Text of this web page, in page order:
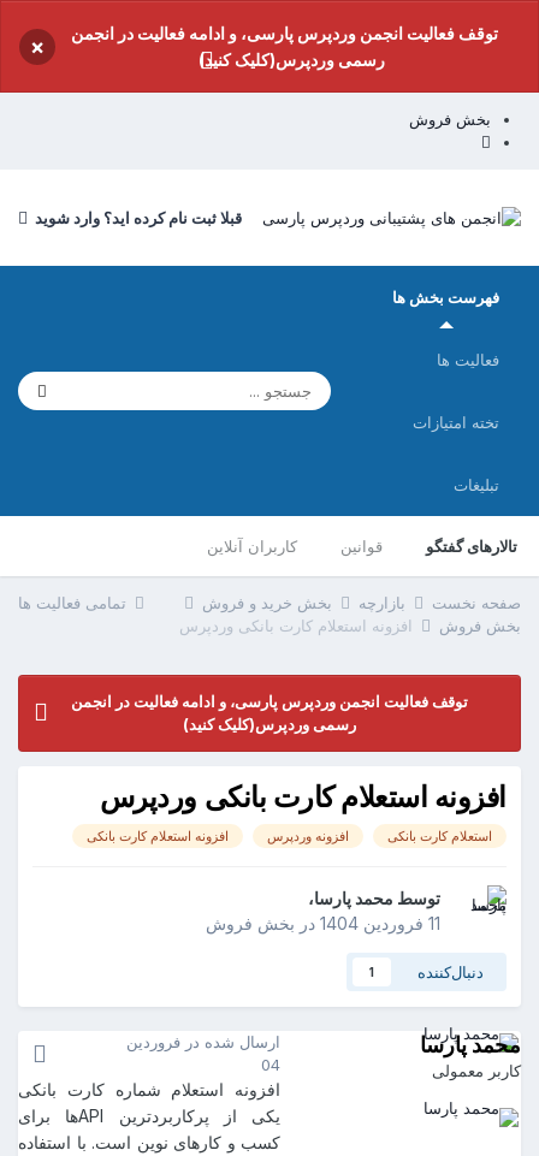
توقف فعالیت انجمن وردپرس پارسی، و ادامه فعالیت در انجمن
رسمی وردپرس(کلیک کنید)
×
بخش فروش
قبلا ثبت نام کرده اید؟ وارد شوید
فهرست بخش ها
تالارهای گفتگو قوانین کاربران آنلاین
فعالیت ها
تخته امتیازات
تبلیغات
تمامی فعالیت ها صفحه نخست بازارچه
بخش خرید و فروش
بخش فروش
افزونه استعلام کارت بانکی وردپرس
توقف فعالیت انجمن وردپرس پارسی، و ادامه فعالیت در انجمن
رسمی وردپرس(کلیک کنید)
افزونه استعلام کارت بانکی وردپرس
استعلام کارت بانکی افزونه وردپرس افزونه استعلام کارت بانکی
توسط محمد پارسا،
11 فروردین 1404
در بخش فروش
دنبال‌کننده 1
محمد پارسا
کاربر معمولی
ارسال شده در فروردین
04
افزونه استعلام شماره کارت بانکی
یکی از پرکاربردترین APIها برای
کسب و کار‌های نوین است. با استفاده